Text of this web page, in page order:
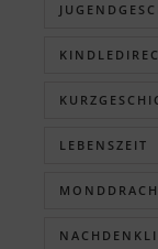
LEBENSZEIT